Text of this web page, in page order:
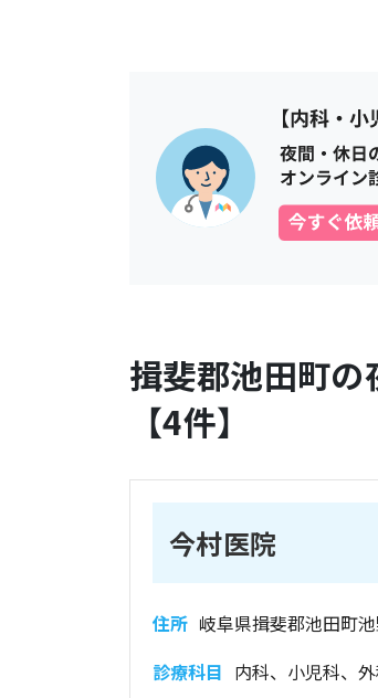
揖斐郡池田町の
【4件】
今村医院
住所 岐阜県揖斐郡池田町
診療科目 内科、小児科、